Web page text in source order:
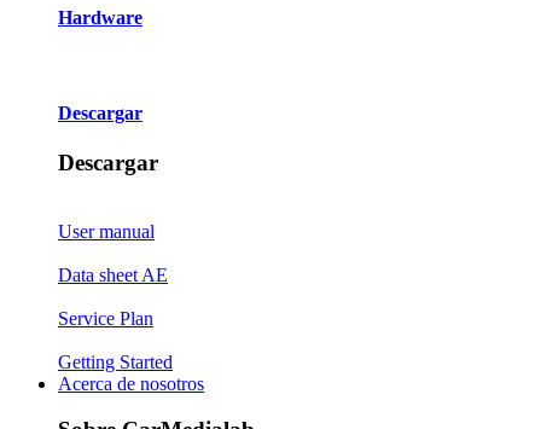
Hardware
Descargar
Descargar
User manual
Data sheet AE
Service Plan
Getting Started
Acerca de nosotros